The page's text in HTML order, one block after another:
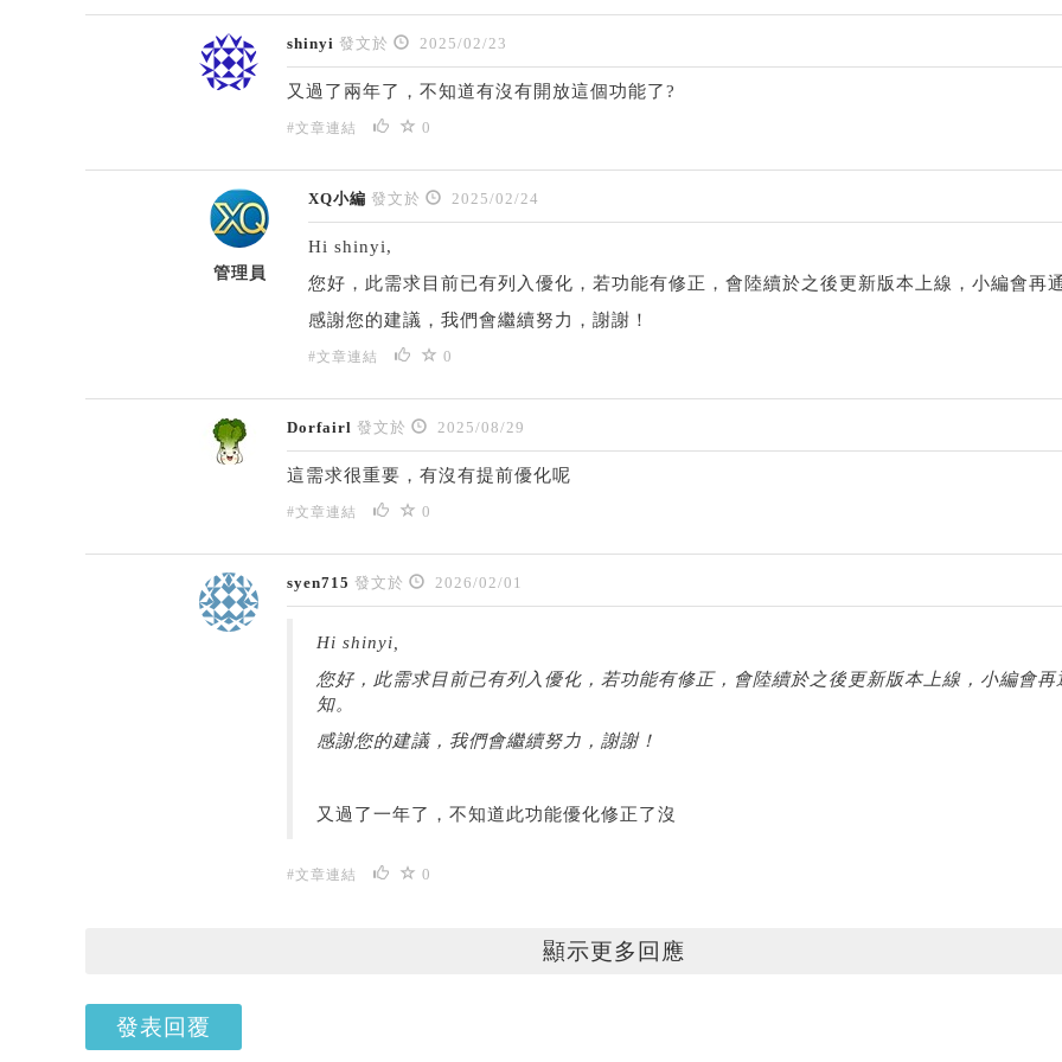
shinyi 發文於 2025/02/23
又過了兩年了，不知道有沒有開放這個功能了?
#文章連結 0
管理員
XQ小編 發文於 2025/02/24
Hi shinyi,
您好，此需求目前已有列入優化，若功能有修正，會陸續於之後更新版本上線，小編會再
感謝您的建議，我們會繼續努力，謝謝！
#文章連結 0
Dorfairl 發文於 2025/08/29
這需求很重要，有沒有提前優化呢
#文章連結 0
syen715 發文於 2026/02/01
Hi shinyi,
您好，此需求目前已有列入優化，若功能有修正，會陸續於之後更新版本上線，小編會再
知。
感謝您的建議，我們會繼續努力，謝謝！
又過了一年了，不知道此功能優化修正了沒
#文章連結 0
顯示更多回應
發表回覆